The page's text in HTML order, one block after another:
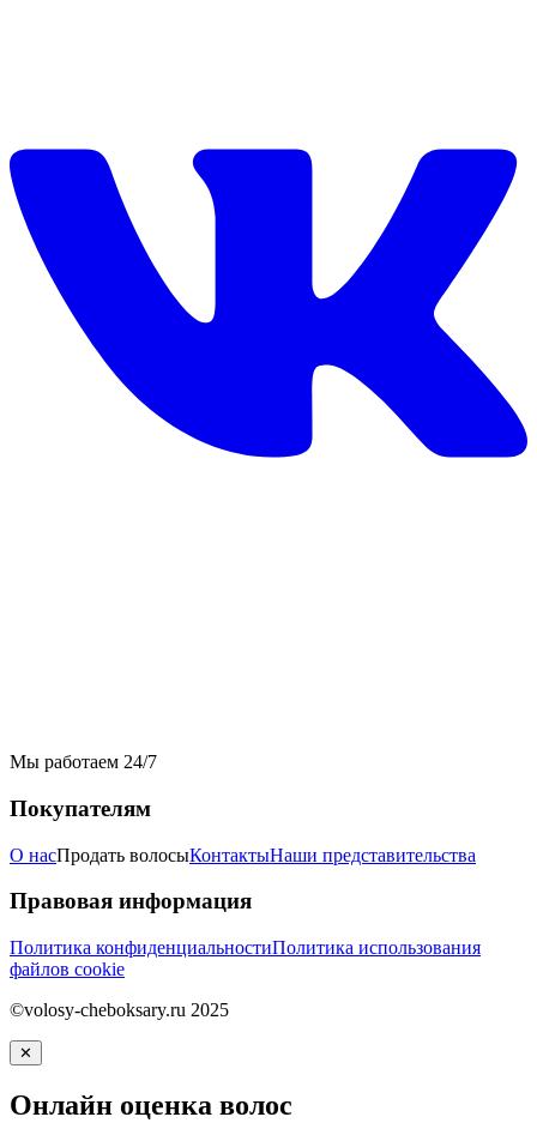
Мы работаем 24/7
Покупателям
О насПродать волосыКонтактыНаши представительства
Правовая информация
Политика конфиденциальностиПолитика использования
файлов cookie
©volosy-cheboksary.ru 2025
✕
Онлайн оценка волос